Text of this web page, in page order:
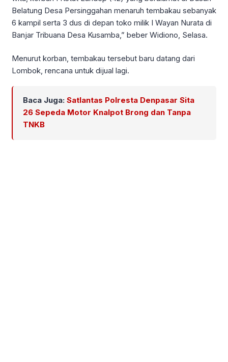
Belatung Desa Persinggahan menaruh tembakau sebanyak
6 kampil serta 3 dus di depan toko milik I Wayan Nurata di
Banjar Tribuana Desa Kusamba,” beber Widiono, Selasa.
Menurut korban, tembakau tersebut baru datang dari
Lombok, rencana untuk dijual lagi.
Baca Juga: Satlantas Polresta Denpasar Sita
26 Sepeda Motor Knalpot Brong dan Tanpa
TNKB